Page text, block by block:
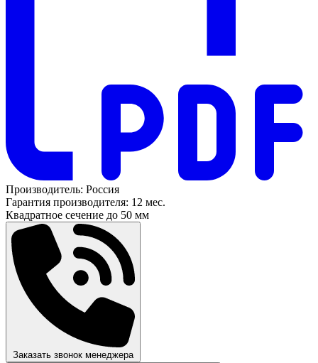
Производитель: Россия
Гарантия производителя: 12 мес.
Квадратное сечение до 50 мм
Заказать звонок менеджера